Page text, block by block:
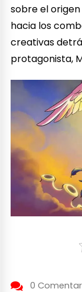
sobre el
hacia los
creativas
protagonista,
0